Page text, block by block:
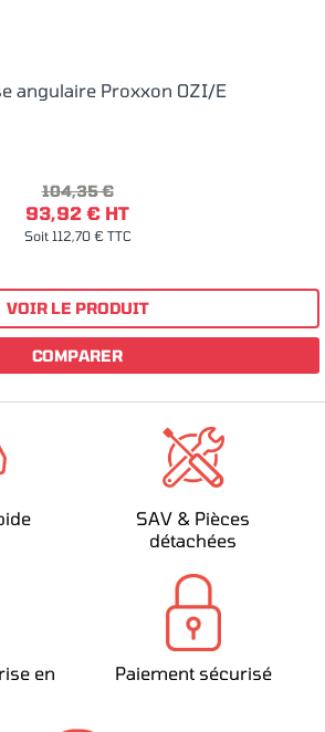
Ponceuse angulaire Proxxon OZI/E
104,35 €
93,92 € HT
Soit 112,70 € TTC
VOIR LE PRODUIT
COMPARER
SAV & Pièces
détachées
en
Paiement sécurisé